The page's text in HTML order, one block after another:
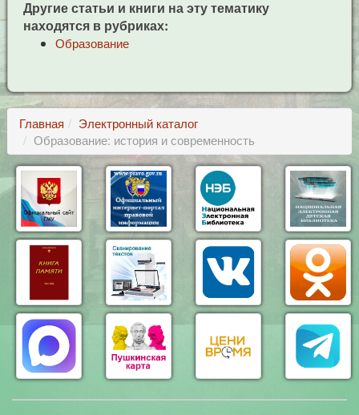
Другие статьи и книги на эту тематику
находятся в рубриках:
Образование
Главная
Электронный каталог
Образование: история и современность